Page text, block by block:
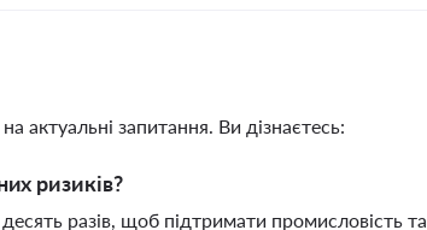
актуальні запитання. Ви дізнаєтесь:
ризиків?
разів, щоб підтримати промисловість та